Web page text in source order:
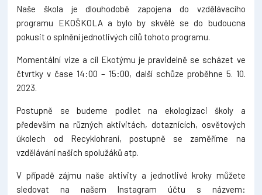
Naše škola je dlouhodobě zapojena do vzdělávacího
programu EKOŠKOLA a bylo by skvělé se do budoucna
pokusit o splnění jednotlivých cílů tohoto programu.
Momentální vize a cíl Ekotýmu je pravidelně se scházet ve
čtvrtky v čase 14:00 – 15:00, další schůze proběhne 5. 10.
2023.
Postupně se budeme podílet na ekologizaci školy a
především na různých aktivitách, dotaznících, osvětových
úkolech od Recyklohraní, postupně se zaměříme na
vzdělávání našich spolužáků atp.
V případě zájmu naše aktivity a jednotlivé kroky můžete
sledovat na našem Instagram účtu s názvem: